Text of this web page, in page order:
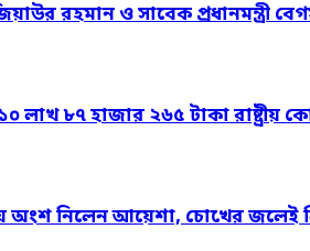
রহমান ও সাবেক প্রধানমন্ত্রী
লাখ ৮৭ হাজার ২৬৫ টাকা
অংশ নিলেন আয়েশা, চোখের জলেই